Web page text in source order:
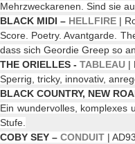
Mehrzweckarenen. Sind sie
BLACK MIDI – HELLFIRE |
Score. Poetry. Avantgarde.
dass sich Geordie Greep so
THE ORIELLES - TABLEAU |
Sperrig, tricky, innovativ,
BLACK COUNTRY, NEW
Ein wundervolles, komplexes
Stufe.
COBY SEY – CONDUIT | AD93